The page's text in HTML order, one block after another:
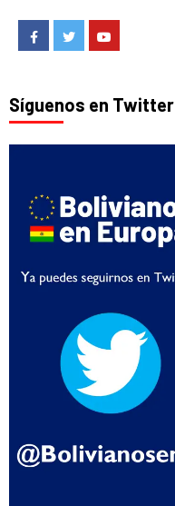
FacebookTwitter
Síguenos en Twitter